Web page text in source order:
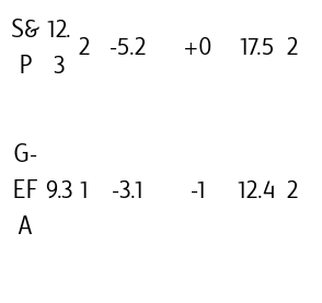
S&
P
12.
3
2 -5.2 +0 17.5 2
G-
EF
A
9.3 1 -3.1 -1 12.4 2